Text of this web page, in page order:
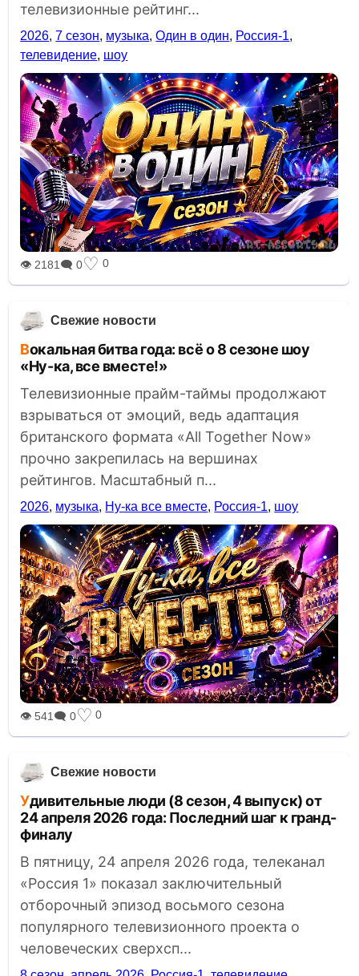
телевизионные рейтинг...
2026,7 сезон, музыка,Один в один, Россия-1,
телевидение, шоу
👁 2181 🗨 0♡ 0
Свежие новости
Вокальная битва года: всё о 8 сезоне шоу
«Ну-ка, все вместе!»
Телевизионные прайм-таймы продолжают
взрываться от эмоций, ведь адаптация
британского формата «All Together Now»
прочно закрепилась на вершинах
рейтингов. Масштабный п...
2026, музыка, Ну-ка все вместе, Россия-1, шоу
👁 541 🗨 0♡ 0
Свежие новости
Удивительные люди (8 сезон, 4 выпуск) от
24 апреля 2026 года: Последний шаг к гранд-
финалу
В пятницу, 24 апреля 2026 года, телеканал
«Россия 1» показал заключительный
отборочный эпизод восьмого сезона
популярного телевизионного проекта о
человеческих сверхсп...